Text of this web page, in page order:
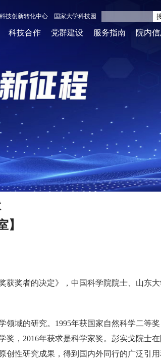
技创新转化中心 国家大学科技园
科技合作 党群建设 服务指南 院内
当前位置:首页>首页>成果奖励中心>科技奖励>科技
】
获奖者的决定》，中国科学院院士、山东
域的研究。1995年获国家自然科学二等奖
奖，2016年获求是科学家奖。彭实戈院士
创性研究成果，得到国内外同行的广泛引